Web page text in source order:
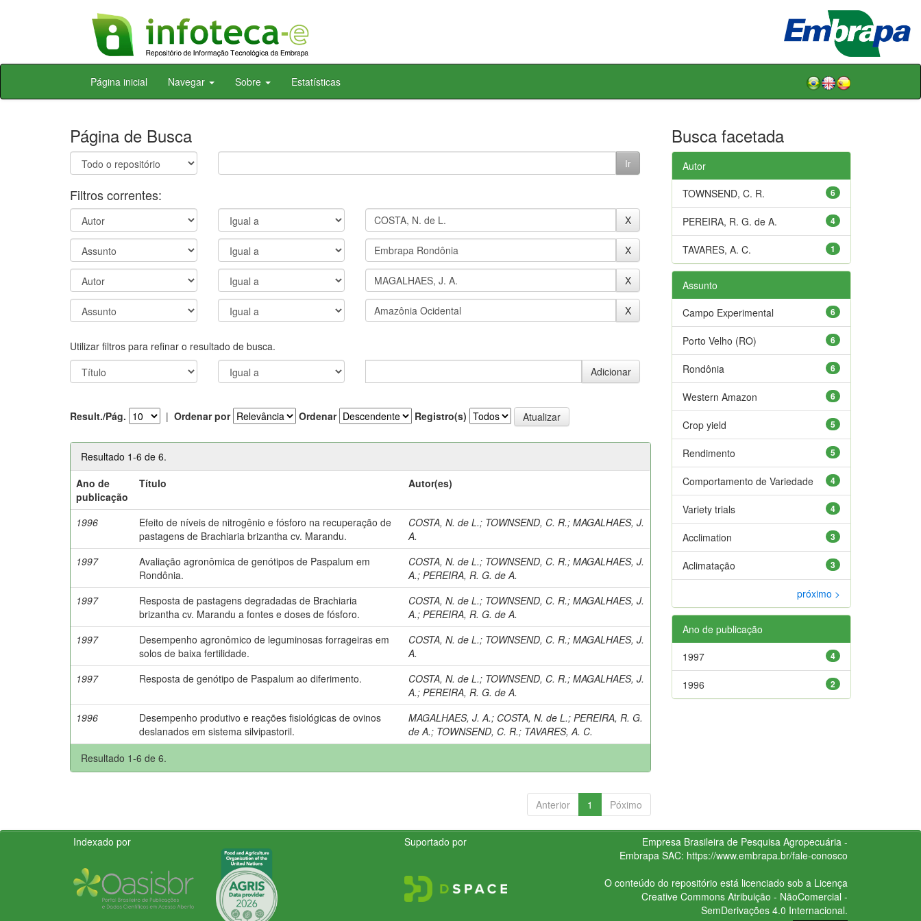
Skip
Página inicial Navegar Sobre Estatísticas
Página de Busca
Filtros correntes:
Utilizar filtros para refinar o resultado de busca.
Result./Pág. | Ordenar por Ordenar Registro(s)
Resultado 1-6 de 6.
Ano de
publicação
Título Autor(es)
1996
Efeito de níveis de nitrogênio e fósforo na recuperação de
pastagens de Brachiaria brizantha cv. Marandu.
COSTA, N. de L.; TOWNSEND, C. R.;MAGALHAES, J.
A.
1997
Avaliação agronômica de genótipos de Paspalum em
Rondônia.
COSTA, N. de L.; TOWNSEND, C. R.;MAGALHAES, J.
A.;PEREIRA, R. G. de A.
1997
Resposta de pastagens degradadas de Brachiaria
brizantha cv. Marandu a fontes e doses de fósforo.
COSTA, N. de L.; TOWNSEND, C. R.;MAGALHAES, J.
A.;PEREIRA, R. G. de A.
1997
Desempenho agronômico de leguminosas forrageiras em
solos de baixa fertilidade.
COSTA, N. de L.; TOWNSEND, C. R.;MAGALHAES, J.
A.
1997
Resposta de genótipo de Paspalum ao diferimento. COSTA, N. de L.; TOWNSEND, C. R.;MAGALHAES, J.
A.;PEREIRA, R. G. de A.
1996
Desempenho produtivo e reações fisiológicas de ovinos
deslanados em sistema silvipastoril.
MAGALHAES, J. A.; COSTA, N. de L.;PEREIRA, R. G.
de A.; TOWNSEND, C. R.; TAVARES, A. C.
Resultado 1-6 de 6.
Anterior 1 Póximo
Busca facetada
Autor
6
TOWNSEND, C. R.
4
PEREIRA, R. G. de A.
1
TAVARES, A. C.
Assunto
6
Campo Experimental
6
Porto Velho (RO)
6
Rondônia
6
Western Amazon
5
Crop yield
5
Rendimento
4
Comportamento de Variedade
4
Variety trials
3
Acclimation
3
Aclimatação
próximo >
Ano de publicação
4
1997
2
1996
Indexado por Suportado por
Empresa Brasileira de Pesquisa Agropecuária -
Embrapa SAC: https://www.embrapa.br/fale-conosco
O conteúdo do repositório está licenciado sob a Licença
Creative CommonsAtribuição - NãoComercial -
SemDerivações 4.0 Internacional.